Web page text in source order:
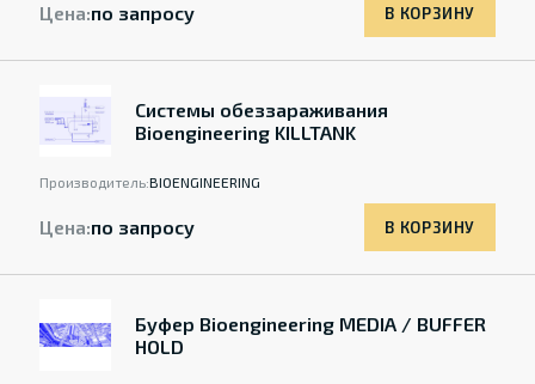
Цена:по запросу В КОРЗИНУ
Системы обеззараживания
Bioengineering KILLTANK
Производитель:BIOENGINEERING
Цена:по запросу В КОРЗИНУ
Буфер Bioengineering MEDIA / BUFFER
HOLD